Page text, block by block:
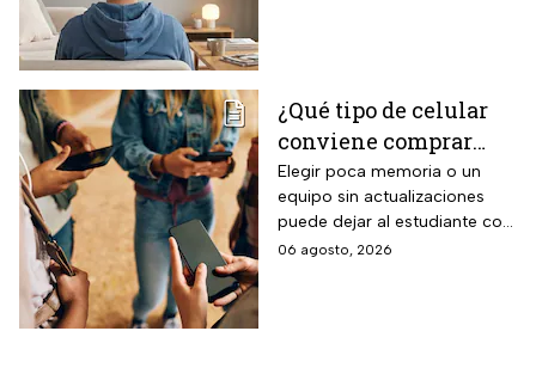
$3,500 de descuento
capacidad de gestión
mediante inteligencia artificial
con modo AI Auto Cooling
que ajusta automáticamente
el rendimiento según
¿Qué tipo de celular
conviene comprar
para el regreso a
clases? La guía según
el nivel escolar
Elegir poca memoria o un
equipo sin actualizaciones
puede dejar al estudiante con
un celular lento e
06 agosto, 2026